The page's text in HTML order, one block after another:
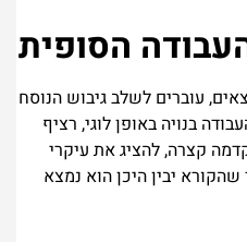
הסופית
עוברים לשלב גיבוש הנוסח
בנויה באופן לוגי, רציף
קצרה, להציג את עיקרי
שהקורא יבין היכן הוא נמצא